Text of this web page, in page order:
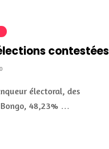
contestées
0
électoral, des
48,23% …